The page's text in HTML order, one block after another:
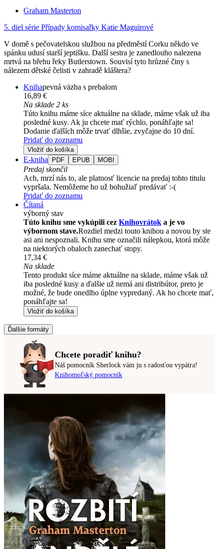
Graham Masterton
5. diel série Případy komisařky Katie Maguirové
V domě s pečovatelskou službou na předměstí Corku někdo ve
spánku udusí starší jeptišku. Další sestra je zanedlouho nalezena
mrtvá na břehu řeky Butlerstown. Souvisí tyto hrůzné činy s
nálezem dětské čelisti v zahradě kláštera?
Knihapevná väzba s prebalom
16,89 €
Na sklade 2 ks
Túto knihu máme síce aktuálne na sklade, máme však už iba
posledné kusy. Ak ju chcete mať rýchlo, ponáhľajte sa!
Dodanie ďalších môže trvať dlhšie, zvyčajne do 10 dní.
Pridať do zoznamu
Vložiť do košíka
E-kniha PDF EPUB MOBI
Predaj skončil
Ach, mrzí nás to, ale platnosť licencie na predaj tohto titulu
vypršala. Nemôžeme ho už bohužiaľ predávať :-(
Pridať do zoznamu
Čítaná
výborný stav
Túto knihu sme vykúpili cez Knihovrátok a je vo
výbornom stave.Rozdiel medzi touto knihou a novou by ste
asi ani nespoznali. Knihu sme označili nálepkou, ktorá môže
na niektorých obaloch zanechať stopy.
17,34 €
Na sklade
Tento produkt síce máme aktuálne na sklade, máme však už
iba posledné kusy a ďalšie už nemá ani distribútor, preto je
možné, že bude onedlho úplne vypredaný. Ak ho chcete mať,
ponáhľajte sa!
Vložiť do košíka
Ďalšie formáty
Chcete poradiť knihu?
Náš pomocník Sherlock vám ju s radosťou vypátra!
Knihomoľský pomocník